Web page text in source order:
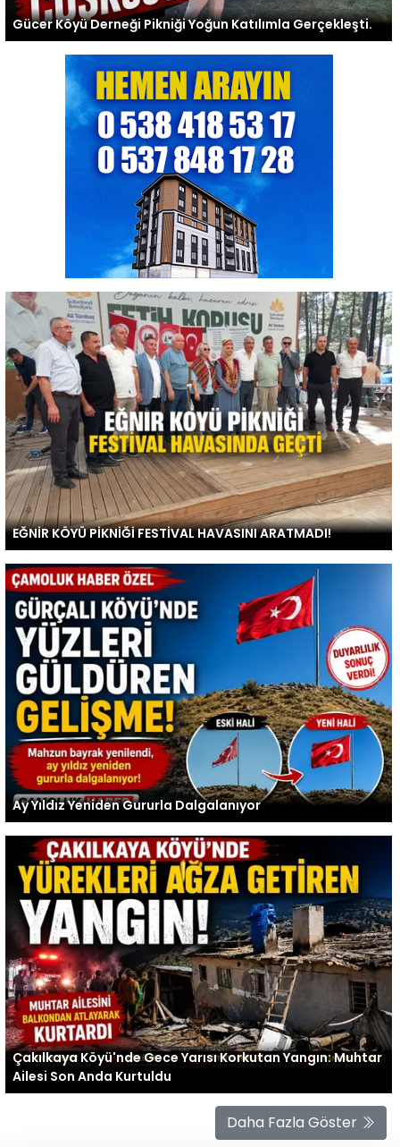
Gücer Köyü Derneği Pikniği Yoğun Katılımla Gerçekleşti.
EĞNİR KÖYÜ PİKNİĞİ FESTİVAL HAVASINI ARATMADI!
Ay Yıldız Yeniden Gururla Dalgalanıyor
Çakılkaya Köyü'nde Gece Yarısı Korkutan Yangın: Muhtar
Ailesi Son Anda Kurtuldu
Daha Fazla Göster